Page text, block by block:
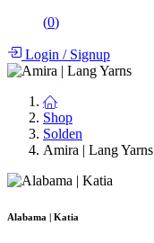
(0)
Login /Signup
Shop
Solden
Amira | Lang Yarns
Alabama | Katia